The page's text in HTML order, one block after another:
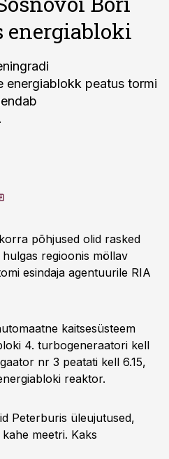
energiabloki
energiablokk peatus tormi
põhjused olid rasked
regioonis möllav
esindaja agentuurile RIA
kaitsesüsteem
4. turbogeneraatori kell
nr 3 peatati kell 6.15,
reaktor.
Peterburis üleujutused,
meetri. Kaks